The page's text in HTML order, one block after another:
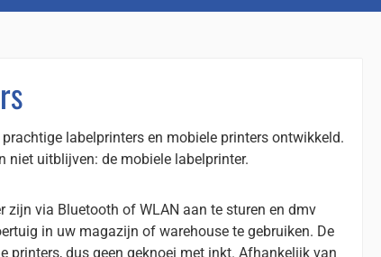
labelprinters en mobiele printers ontwikkeld.
niet uitblijven: de mobiele labelprinter.
zijn via Bluetooth of WLAN aan te sturen en dmv
in uw magazijn of warehouse te gebruiken. De
printers, dus geen geknoei met inkt. Afhankelijk van